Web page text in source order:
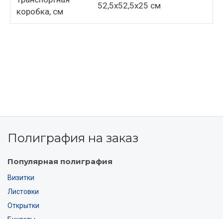
коробка, см
52,5х52,5х25 см
Полиграфия на заказ
Популярная полиграфия
Визитки
Листовки
Открытки